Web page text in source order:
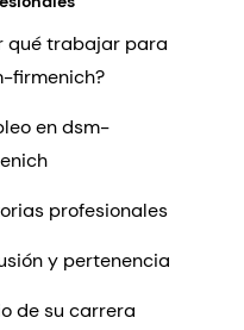
qué trabajar para
firmenich?
en dsm-
profesionales
y pertenencia
de su carrera